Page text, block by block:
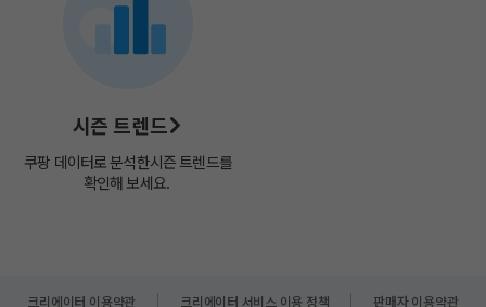
시즌 트렌드
쿠팡 데이터로 분석한​시즌 트렌드를
확인해 보세요. ​
크리에이터 이용약관 크리에이터 서비스 이용 정책 판매자 이용약관